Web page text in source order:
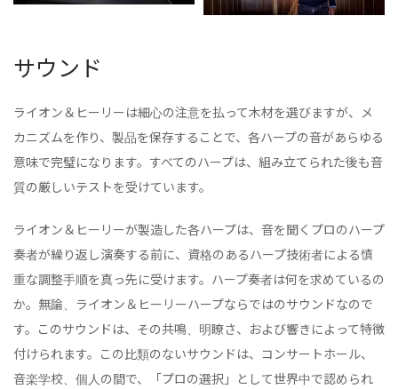
サウンド
ライオン＆ヒーリーは細心の注意を払って木材を選びますが、メ
カニズムを作り、製品を保存することで、各ハープの音があらゆる
意味で完璧になります。すべてのハープは、組み立てられた後も音
質の厳しいテストを受けています。
ライオン＆ヒーリーが製造した各ハープは、音を聞くプロのハープ
奏者が繰り返し演奏する前に、資格のあるハープ技術者による慎
重な調整手順を真っ先に受けます。ハープ奏者は何を求めているの
か。無論、ライオン＆ヒーリーハープならではのサウンドなので
す。このサウンドは、その共鳴、明瞭さ、および響きによって特徴
付けられます。この比類のないサウンドは、コンサートホール、
音楽学校、個人の間で、「プロの選択」として世界中で認められ